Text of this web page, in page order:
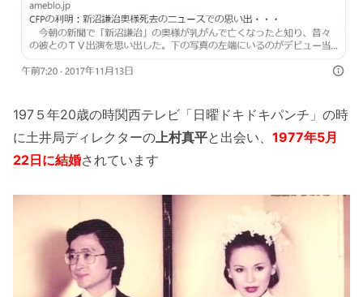
197５年20歳の時関西テレビ「日曜ドキドキパンチ」の時
に土井局ディレクターの 上村真平と出会い、 1977年5月
22日に結婚されています